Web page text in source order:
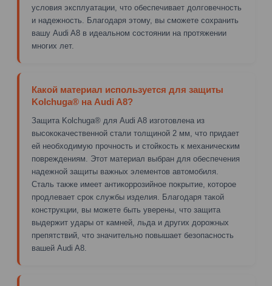
условия эксплуатации, что обеспечивает долговечность
и надежность. Благодаря этому, вы сможете сохранить
вашу Audi A8 в идеальном состоянии на протяжении
многих лет.
Какой материал используется для защиты
Kolchuga® на Audi A8?
Защита Kolchuga® для Audi A8 изготовлена из
высококачественной стали толщиной 2 мм, что придает
ей необходимую прочность и стойкость к механическим
повреждениям. Этот материал выбран для обеспечения
надежной защиты важных элементов автомобиля.
Сталь также имеет антикоррозийное покрытие, которое
продлевает срок службы изделия. Благодаря такой
конструкции, вы можете быть уверены, что защита
выдержит удары от камней, льда и других дорожных
препятствий, что значительно повышает безопасность
вашей Audi A8.